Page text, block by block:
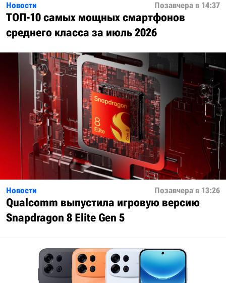
Новости Позавчера в 14:37
ТОП-10 самых мощных смартфонов
среднего класса за июль 2026
Новости Позавчера в 13:26
Qualcomm выпустила игровую версию
Snapdragon 8 Elite Gen 5